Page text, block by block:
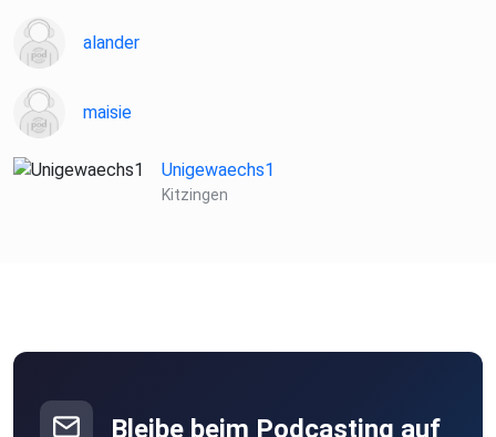
alander
maisie
Unigewaechs1
Kitzingen
Bleibe beim Podcasting auf